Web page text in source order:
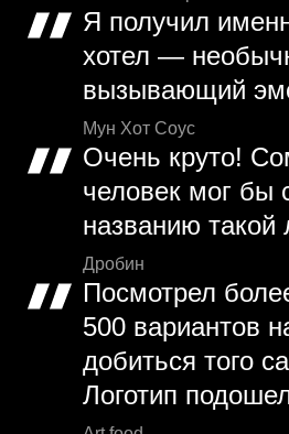
Я получил
хотел —
вызывающий
Мун Хот Соус
Очень круто!
человек мог бы
названию такой
Дробин
Посмотрел
500 вариантов
добиться того
Логотип